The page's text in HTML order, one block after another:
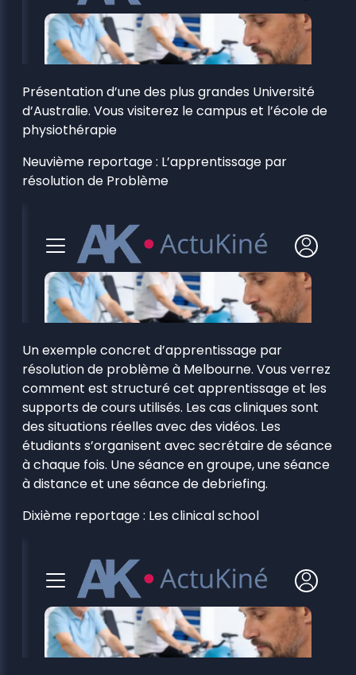
Présentation d’une des plus grandes Université
d’Australie. Vous visiterez le campus et l’école de
physiothérapie
Neuvième reportage : L’apprentissage par
résolution de Problème
Un exemple concret d’apprentissage par
résolution de problème à Melbourne. Vous verrez
comment est structuré cet apprentissage et les
supports de cours utilisés. Les cas cliniques sont
des situations réelles avec des vidéos. Les
étudiants s’organisent avec secrétaire de séance
à chaque fois. Une séance en groupe, une séance
à distance et une séance de debriefing.
Dixième reportage : Les clinical school